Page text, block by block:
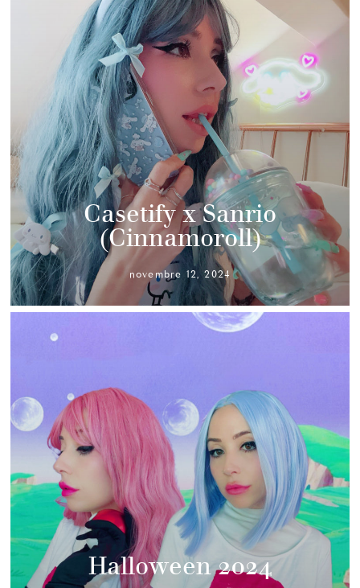
Casetify x Sanrio
(Cinnamoroll)
novembre 12, 2024
Halloween 2024